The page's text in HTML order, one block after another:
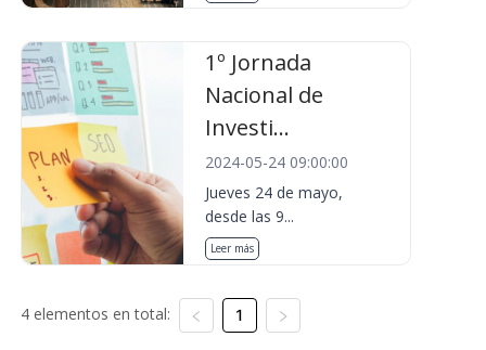
1º Jornada
Nacional de
Investi...
2024-05-24 09:00:00
Jueves 24 de mayo,
desde las 9...
Leer más
4 elementos en total: 1